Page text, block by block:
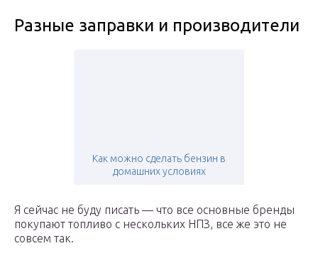
Разные заправки и производители
Как можно сделать бензин в
домашних условиях
Я сейчас не буду писать — что все основные бренды
покупают топливо с нескольких НПЗ, все же это не
совсем так.